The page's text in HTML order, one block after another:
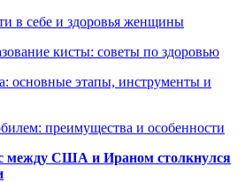
в себе и здоровья женщины
кисты: советы по здоровью
основные этапы, инструменты и
преимущества и особенности
между США и Ираном столкнулся